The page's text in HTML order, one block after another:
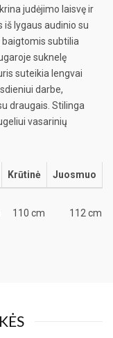
judėjimo laisvę ir
lygaus audinio su
subtilia
suknelę
suteikia lengvai
darbe,
draugais. Stilinga
vasarinių
Krūtinė Juosmuo
110 cm 112 cm